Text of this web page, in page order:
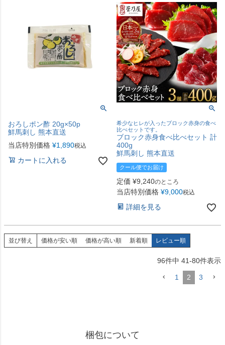
おろしポン酢 20g×50p
鮮馬刺し 熊本直送
当店特別価格 ¥1,890税込
カートに入れる
希少なヒレが入ったブロック赤身の食べ
比べセットです。
ブロック赤身食べ比べセット 計
400g
鮮馬刺し 熊本直送
クール便でお届け
定価 ¥9,240のところ
当店特別価格 ¥9,000税込
詳細を見る
並び替え 価格が安い順 価格が高い順 新着順 レビュー順
96件中 41-80件表示
1 2 3
梱包について